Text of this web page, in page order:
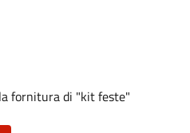
fornitura di "kit feste"